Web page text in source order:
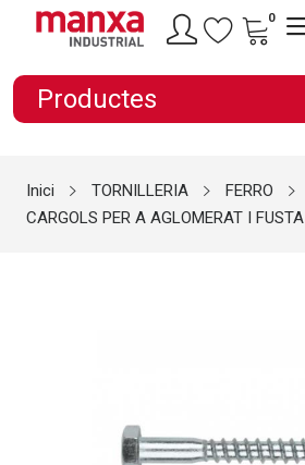
0
Productes
Inici TORNILLERIA
FERRO
CARGOLS PER A AGLOMERAT I FUSTA